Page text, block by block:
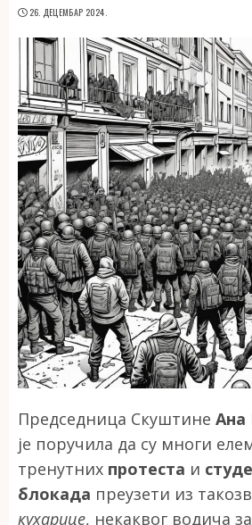
26. ДЕЦЕМБАР 2024.
Председница Скуштине Ана
је поручила да су многи
тренутних протеста и
блокада преузети из
кухарице, некаквог водича